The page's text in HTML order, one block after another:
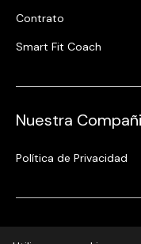
Contrato
Smart Fit Coach
Nuestra
Política de Privacidad